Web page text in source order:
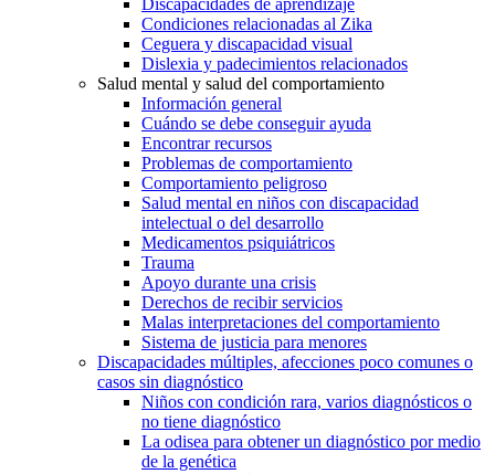
Condiciones relacionadas al Zika
Ceguera y discapacidad visual
Dislexia y padecimientos relacionados
Salud mental y salud del comportamiento
Información general
Cuándo se debe conseguir ayuda
Encontrar recursos
Problemas de comportamiento
Comportamiento peligroso
Salud mental en niños con discapacidad
intelectual o del desarrollo
Medicamentos psiquiátricos
Trauma
Apoyo durante una crisis
Derechos de recibir servicios
Malas interpretaciones del comportamiento
Sistema de justicia para menores
Discapacidades múltiples, afecciones poco comunes o
casos sin diagnóstico
Niños con condición rara, varios diagnósticos o
no tiene diagnóstico
La odisea para obtener un diagnóstico por medio
de la genética